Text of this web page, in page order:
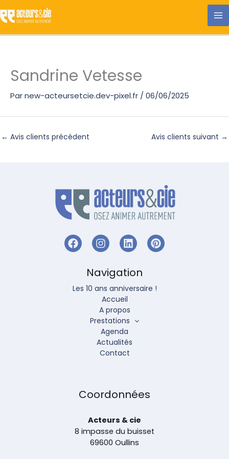
au
contenu
Sandrine Vetesse
Parnew-acteursetcie.dev-pixel.fr / 06/06/2025
← Avis clients précédent Avis clients suivant →
Navigation
Les 10 ans anniversaire !
Accueil
A propos
Prestations
Agenda
Actualités
Contact
Coordonnées
Acteurs & cie
8 impasse du buisset
69600 Oullins